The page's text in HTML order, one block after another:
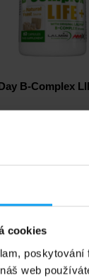
cookies
web
B-Complex
Kč